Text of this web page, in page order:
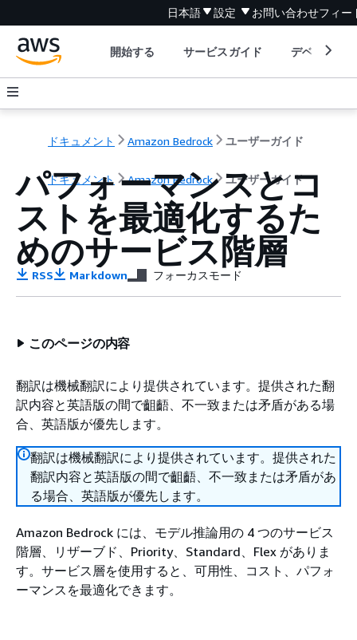
日本語 設定 お問い合わせフィー
開始する サービスガイド デベロッパ
ドキュメント Amazon Bedrock ユーザーガイド
ドキュメント Amazon Bedrock ユーザーガイド
パフォーマンスとコ
ストを最適化するた
めのサービス階層
RSS Markdown フォーカスモード
このページの内容
翻訳は機械翻訳により提供されています。提供された翻
訳内容と英語版の間で齟齬、不一致または矛盾がある場
合、英語版が優先します。
翻訳は機械翻訳により提供されています。提供された
翻訳内容と英語版の間で齟齬、不一致または矛盾があ
る場合、英語版が優先します。
Amazon Bedrock には、モデル推論用の 4 つのサービス
階層、リザーブド、Priority、Standard、Flex がありま
す。サービス層を使用すると、可用性、コスト、パフォ
ーマンスを最適化できます。